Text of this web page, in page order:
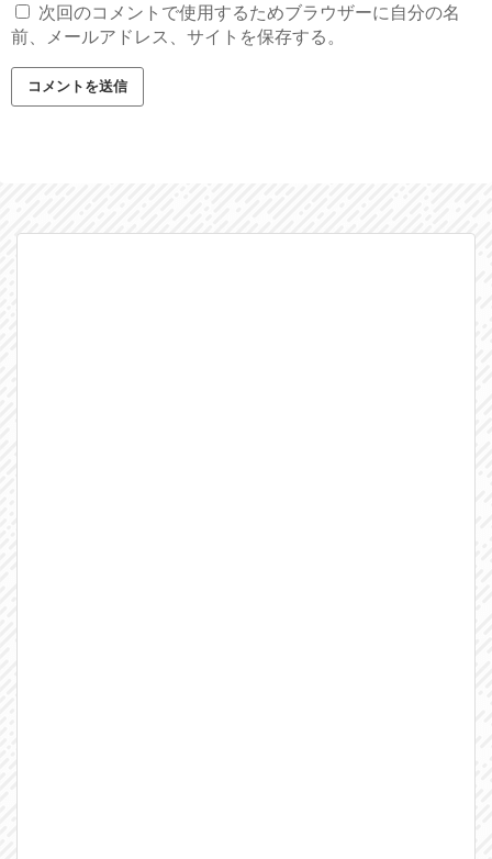
次回のコメントで使用するためブラウザーに自分の名
前、メールアドレス、サイトを保存する。